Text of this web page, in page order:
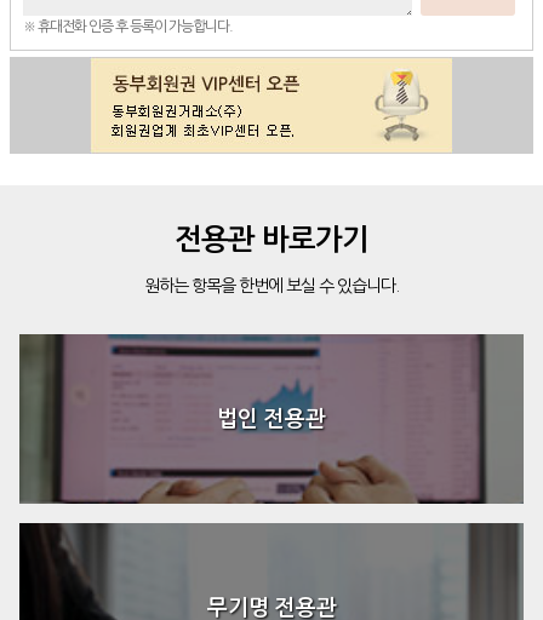
※ 휴대전화 인증 후 등록이 가능합니다.
전용관 바로가기
원하는 항목을 한번에 보실 수 있습니다.
법인 전용관
무기명 전용관